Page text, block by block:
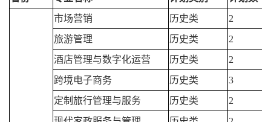
市场营销 历史类
2
旅游管理
历史类
2
酒店管理与数字化运营
历史类
2
跨境电子商务
历史类
3
定制旅行管理与服务
历史类
2